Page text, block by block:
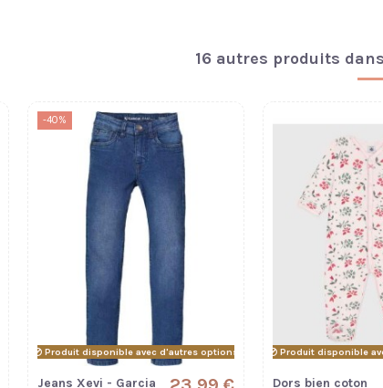
16 autres produits
-40%
Produit disponible avec d'autres options
Jeans Xevi - Garcia
Produit disponible
Dors bien coton